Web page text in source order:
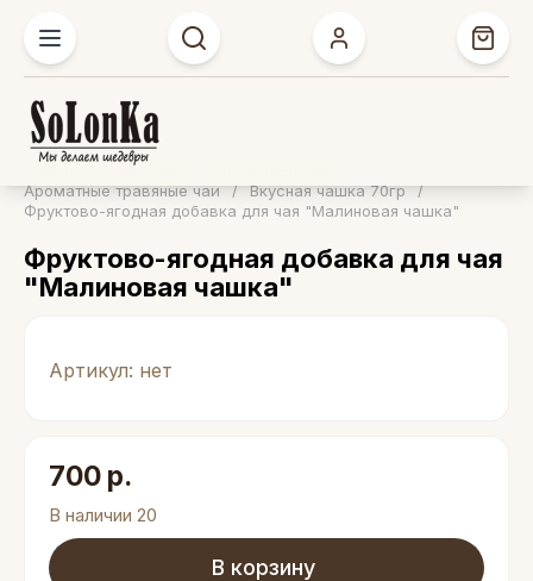
Магазин
Ароматные травяные чаи
/ Вкусная чашка 70гр
/
Фруктово-ягодная добавка для чая "Малиновая чашка"
Фруктово-ягодная добавка для чая
"Малиновая чашка"
Артикул: нет
700 р.
В наличии 20
В корзину